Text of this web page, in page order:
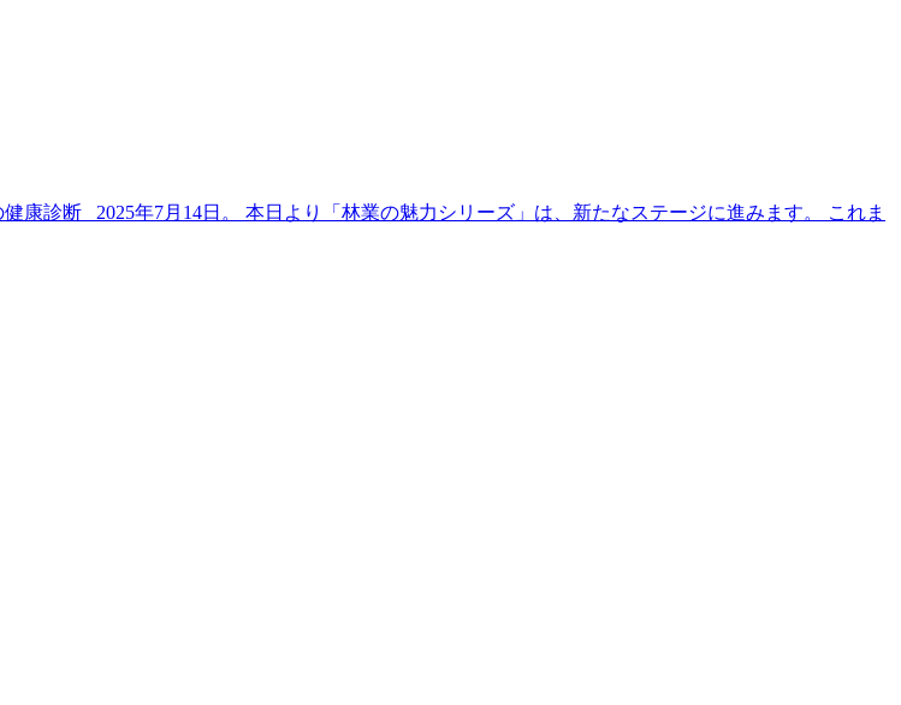
康診断 2025年7月14日。 本日より「林業の魅力シリーズ」は、新たなステージに進みます。 これま